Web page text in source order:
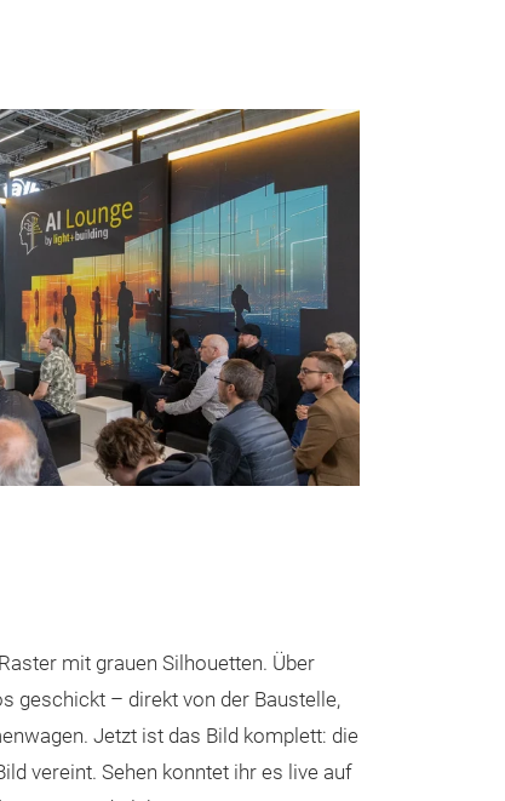
mit grauen Silhouetten. Über
geschickt – direkt von der Baustelle,
Jetzt ist das Bild komplett: die
vereint. Sehen konntet ihr es live auf